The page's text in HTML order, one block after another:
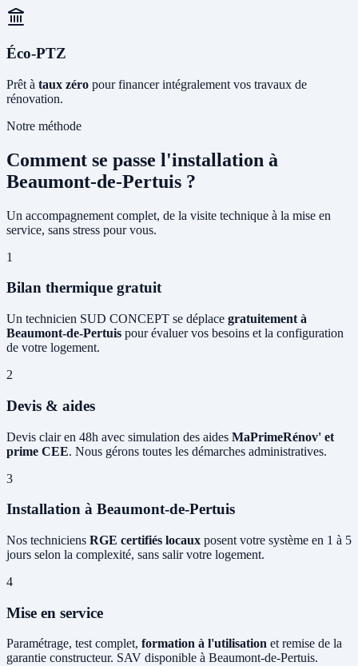
Éco-PTZ
Prêt à taux zéro pour financer intégralement vos travaux de
rénovation.
Notre méthode
Comment se passe l'installation à
Beaumont-de-Pertuis ?
Un accompagnement complet, de la visite technique à la mise en
service, sans stress pour vous.
1
Bilan thermique gratuit
Un technicien SUD CONCEPT se déplace gratuitement à
Beaumont-de-Pertuis pour évaluer vos besoins et la configuration
de votre logement.
2
Devis & aides
Devis clair en 48h avec simulation des aides MaPrimeRénov' et
prime CEE. Nous gérons toutes les démarches administratives.
3
Installation à Beaumont-de-Pertuis
Nos techniciens RGE certifiés locaux posent votre système en 1 à 5
jours selon la complexité, sans salir votre logement.
4
Mise en service
Paramétrage, test complet, formation à l'utilisation et remise de la
garantie constructeur. SAV disponible à Beaumont-de-Pertuis.